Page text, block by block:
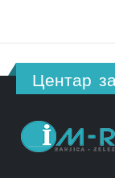
Центар